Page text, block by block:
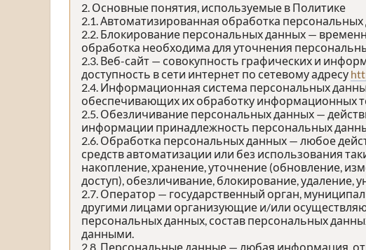
2. Основные понятия, используемые в Политике
2.1. Автоматизированная обработка
2.2. Блокирование персональных данных —
обработка необходима для уточнения
2.3. Веб-сайт — совокупность графических и
доступность в сети интернет по сетевому адресу
2.4. Информационная система персональных
обеспечивающих их обработку информационных
2.5. Обезличивание персональных данных —
информации принадлежность персональных
2.6. Обработка персональных данных — любое
средств автоматизации или без использования
накопление, хранение, уточнение (обновление,
доступ), обезличивание, блокирование, удаление,
2.7. Оператор — государственный орган,
другими лицами организующие и/или
персональных данных, состав персональных
данными.
2.8. Персональные данные — любая информация,